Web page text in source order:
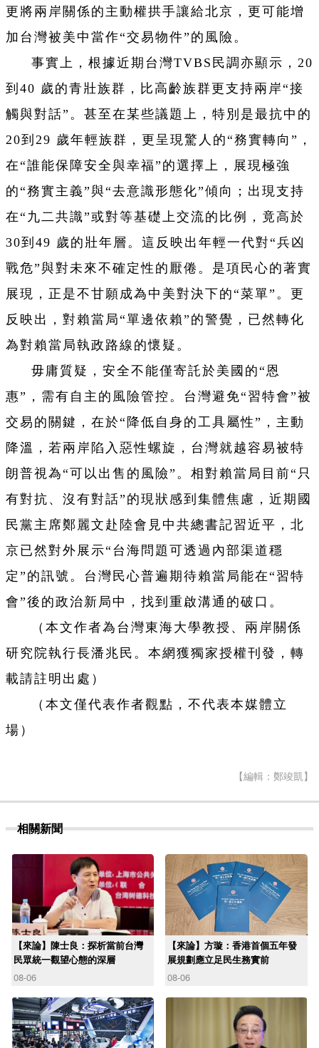
更將兩岸關係的主動權拱手讓給北京，更可能增
加台灣被美中當作“交易物件”的風險。
事實上，根據近期台灣TVBS民調亦顯示，20
到40 歲的青壯族群，比高齡族群更支持兩岸“接
觸與對話”。甚至在某些議題上，特別是最抗中的
20到29 歲年輕族群，更呈現驚人的“務實轉向”，
在“誰能保障安全與幸福”的選擇上，展現極強
的“務實主義”與“去意識形態化”傾向；出現支持
在“九二共識”或對等基礎上交流的比例，竟高於
30到49 歲的壯年層。這反映出年輕一代對“兵凶
戰危”與對未來不確定性的厭倦。是項民心的著實
展現，正是不甘願成為中美對決下的“菜單”。更
反映出，對賴當局“單邊依賴”的警覺，已然轉化
為對賴當局執政路線的懷疑。
毋庸質疑，安全不能僅寄託於美國的“恩
惠”，需有自主的風險管控。台灣避免“習特會”被
交易的關鍵，在於“降低自身的工具屬性”，主動
降溫，若兩岸陷入惡性螺旋，台灣就越容易被特
朗普視為“可以出售的風險”。相對賴當局目前“只
有對抗、沒有對話”的現狀感到集體焦慮，近期國
民黨主席鄭麗文赴陸會見中共總書記習近平，北
京已然對外展示“台海問題可透過內部渠道穩
定”的訊號。台灣民心普遍期待賴當局能在“習特
會”後的政治新局中，找到重啟溝通的破口。
（本文作者為台灣東海大學教授、兩岸關係
研究院執行長潘兆民。本網獲獨家授權刊發，轉
載請註明出處）
（本文僅代表作者觀點，不代表本媒體立
場）
【編輯：鄭竣凱】
相關新聞
【來論】陳士良：探析當前台灣
民眾統一觀望心態的深層
08-06
【來論】方璇：香港首個五年發
展規劃應立足民生務實前
08-06